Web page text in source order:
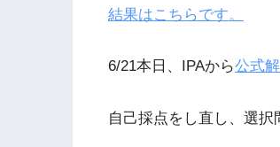
結果はこちらです。
6/21本日、IPAから公式
自己採点をし直し、選